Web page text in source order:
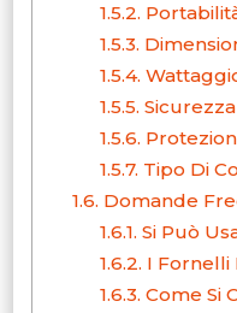
1.5.2.
1.5.3.
1.5.4.
1.5.5. Sicurezza
1.5.6.
1.5.7. Tipo Di
1.6. Domande
1.6.1. Si Può
1.6.2. I Fornelli
1.6.3. Come Si